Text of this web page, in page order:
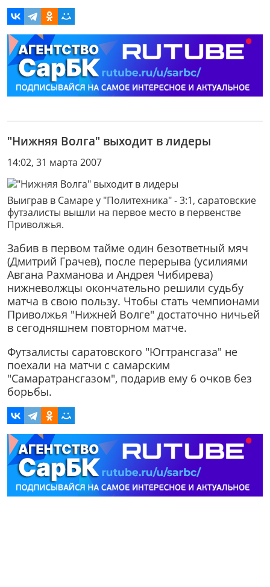
"Нижняя Волга" выходит в лидеры
14:02, 31 марта 2007
Выиграв в Самаре у "Политехника" - 3:1, саратовские
футзалисты вышли на первое место в первенстве
Приволжья.
Забив в первом тайме один безответный мяч
(Дмитрий Грачев), после перерыва (усилиями
Авгана Рахманова и Андрея Чибирева)
нижневолжцы окончательно решили судьбу
матча в свою пользу. Чтобы стать чемпионами
Приволжья "Нижней Волге" достаточно ничьей
в сегодняшнем повторном матче.
Футзалисты саратовского "Югтрансгаза" не
поехали на матчи с самарским
"Самаратрансгазом", подарив ему 6 очков без
борьбы.